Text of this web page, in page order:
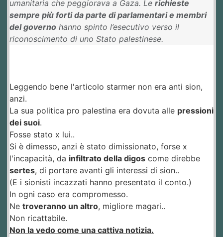
umanitaria che peggiorava a Gaza. Le richieste
sempre più forti da parte di parlamentari e membri
del governo hanno spinto l’esecutivo verso il
riconoscimento di uno Stato palestinese.
Leggendo bene l'articolo starmer non era anti sion,
anzi.
La sua politica pro palestina era dovuta alle pressioni
dei suoi.
Fosse stato x lui..
Si è dimesso, anzi è stato dimissionato, forse x
l'incapacità, da infiltrato della digos come direbbe
sertes, di portare avanti gli interessi di sion..
(E i sionisti incazzati hanno presentato il conto.)
In ogni caso era compromesso.
Ne troveranno un altro, migliore magari..
Non ricattabile.
Non la vedo come una cattiva notizia.